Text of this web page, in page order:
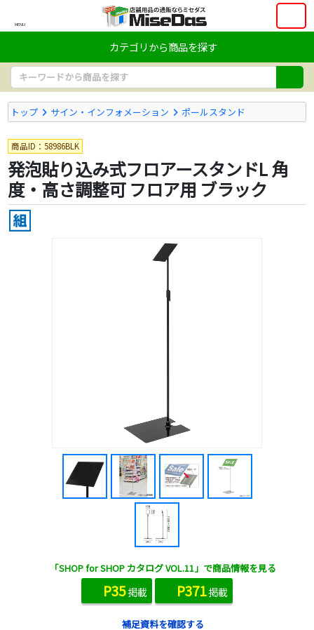
MENU
カテゴリから商品を探す
トップ サイン・インフォメーション ポールスタンド
商品ID：58986BLK
発泡貼り込み式フロアースタンドL 角
度・高さ調整可 フロア用 ブラック
「SHOP for SHOP カタログ VOL.11」で商品情報を見る
P35掲載 P371掲載
補足資料を確認する